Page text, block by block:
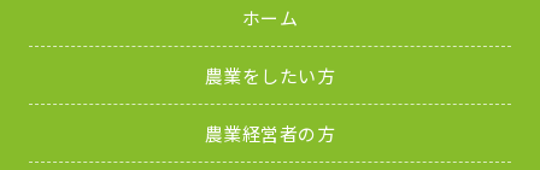
ホーム
農業をしたい方
農業経営者の方